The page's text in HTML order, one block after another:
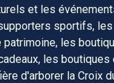
et les
sportifs,
les
les boutiques
d'arborer la Croix